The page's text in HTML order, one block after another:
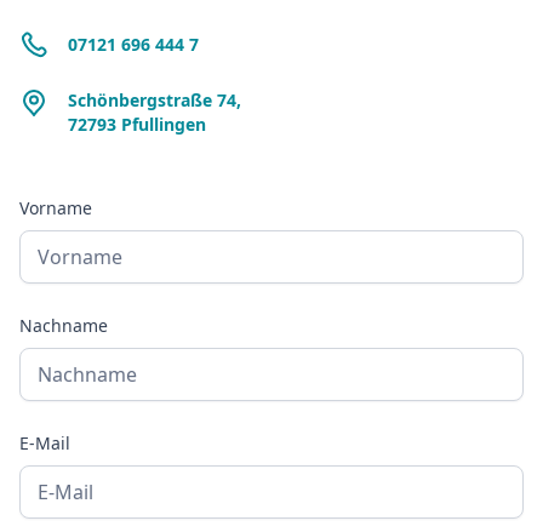
07121 696 444 7
Schönbergstraße 74,
72793 Pfullingen
Vorname
Nachname
E-Mail